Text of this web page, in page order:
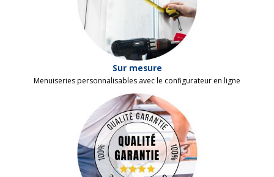
Sur mesure
Menuiseries personnalisables avec le configurateur en ligne